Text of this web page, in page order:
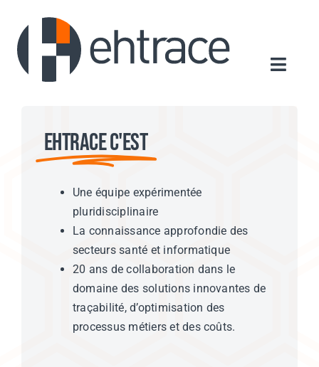
contenu
Qui sommes-nous ?
Actualités
Contact
Ehtrace c'est
Une équipe expérimentée
pluridisciplinaire
La connaissance approfondie des
secteurs santé et informatique
20 ans de collaboration dans le
domaine des solutions innovantes de
traçabilité, d’optimisation des
processus métiers et des coûts.